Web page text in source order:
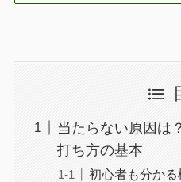
当たらない原因は
打ち方の基本
初心者も分か